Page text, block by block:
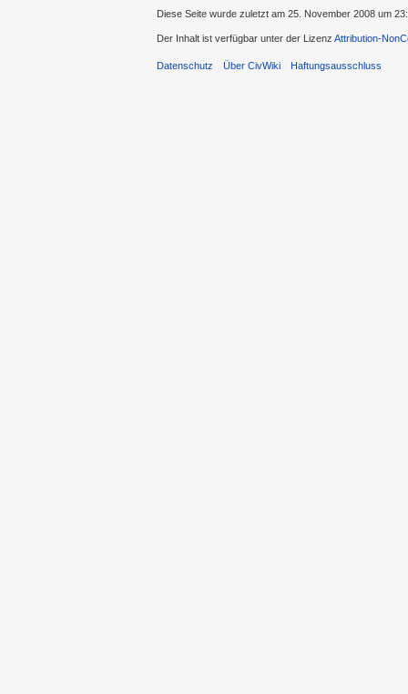
Diese Seite wurde zuletzt am 25. November 2008 um
Der Inhalt ist verfügbar unter der Lizenz Attribution-
Datenschutz Über CivWiki Haftungsausschluss